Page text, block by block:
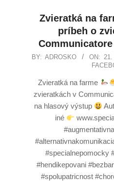
Zvieratká na
príbeh o
BY: ADROSKO ON: 21.
Zvieratká na farme
zvieratkách v
na hlasový výstup
iné
#specialnepomocky
#hendikepovani
#spolupatricnost